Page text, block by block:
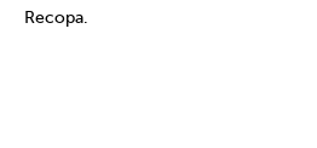
Recopa.